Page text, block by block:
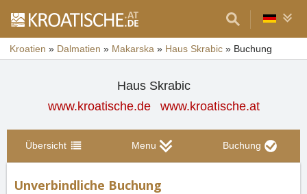
Kroatien » Dalmatien » Makarska » Haus Skrabic » Buchung
Haus Skrabic
www.kroatische.de
www.kroatische.at
Übersicht Menu Buchung
Unverbindliche Buchung